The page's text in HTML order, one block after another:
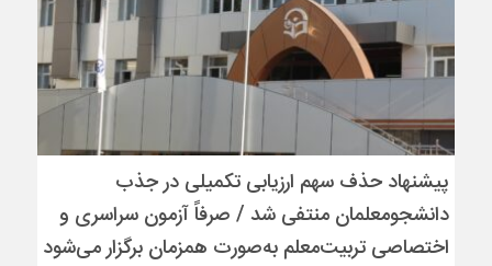
پیشنهاد حذف سهم ارزیابی تکمیلی در جذب
دانشجومعلمان منتفی شد / صرفاً آزمون سراسری و
اختصاصی تربیت‌معلم به‌صورت همزمان برگزار می‌شود